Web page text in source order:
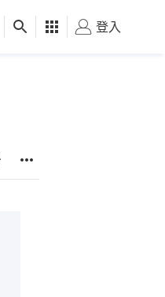
健康 好食玩飛
登入